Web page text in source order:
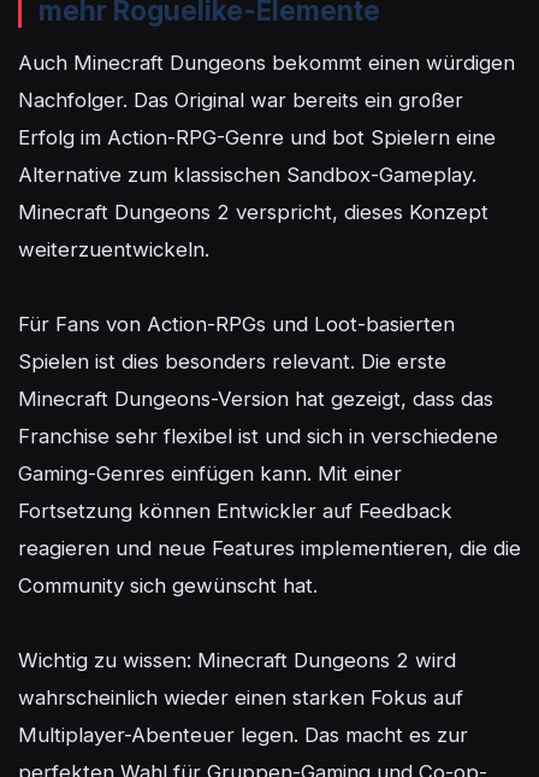
mehr Roguelike-Elemente
Auch Minecraft Dungeons bekommt einen würdigen
Nachfolger. Das Original war bereits ein großer
Erfolg im Action-RPG-Genre und bot Spielern eine
Alternative zum klassischen Sandbox-Gameplay.
Minecraft Dungeons 2 verspricht, dieses Konzept
weiterzuentwickeln.
Für Fans von Action-RPGs und Loot-basierten
Spielen ist dies besonders relevant. Die erste
Minecraft Dungeons-Version hat gezeigt, dass das
Franchise sehr flexibel ist und sich in verschiedene
Gaming-Genres einfügen kann. Mit einer
Fortsetzung können Entwickler auf Feedback
reagieren und neue Features implementieren, die die
Community sich gewünscht hat.
Wichtig zu wissen: Minecraft Dungeons 2 wird
wahrscheinlich wieder einen starken Fokus auf
Multiplayer-Abenteuer legen. Das macht es zur
perfekten Wahl für Gruppen-Gaming und Co-op-